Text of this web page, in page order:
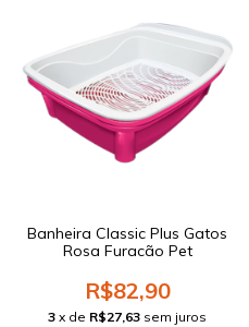
Banheira Classic Plus Gatos
Rosa Furacão Pet
R$82,90
3 x de R$27,63 sem juros